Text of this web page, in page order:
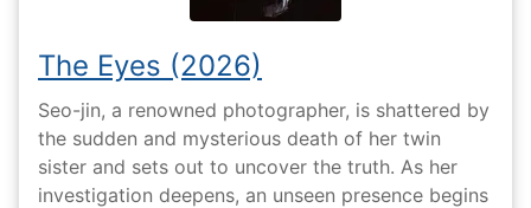
The Eyes (2026)
Seo-jin, a renowned photographer, is shattered by
the sudden and mysterious death of her twin
sister and sets out to uncover the truth. As her
investigation deepens, an unseen presence begins